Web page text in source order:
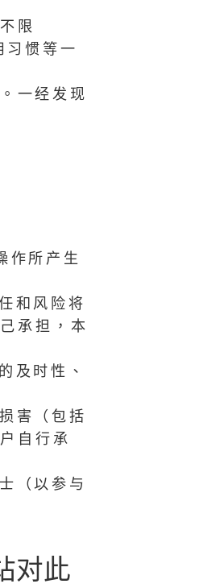
限
惯等一
一经发现
作所产生
和风险将
承担，本
及时性、
害（包括
自行承
（以参与
对此